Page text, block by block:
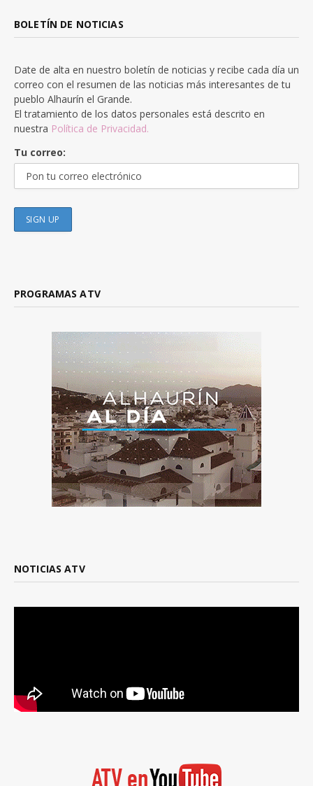
BOLETÍN DE NOTICIAS
Date de alta en nuestro boletín de noticias y recibe cada día un
correo con el resumen de las noticias más interesantes de tu
pueblo Alhaurín el Grande.
El tratamiento de los datos personales está descrito en
nuestra Política de Privacidad.
Tu correo:
PROGRAMAS ATV
NOTICIAS ATV